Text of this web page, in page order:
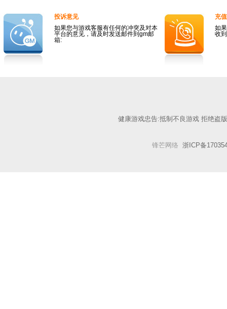
投诉意见
如果您与游戏客服有任何的冲突及对本
平台的意见，请及时发送邮件到gm邮
箱:
充
如
收
健康游戏忠告:抵制不良游戏 拒绝盗
锋芒网络 浙ICP备